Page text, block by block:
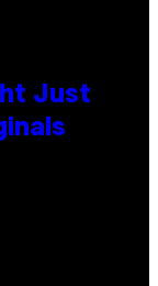
Just